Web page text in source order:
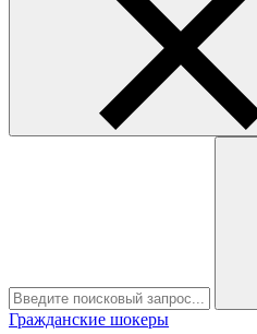
Гражданские шокеры